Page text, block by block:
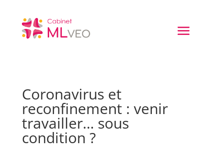
Coronavirus et
reconfinement : venir
travailler… sous
condition ?